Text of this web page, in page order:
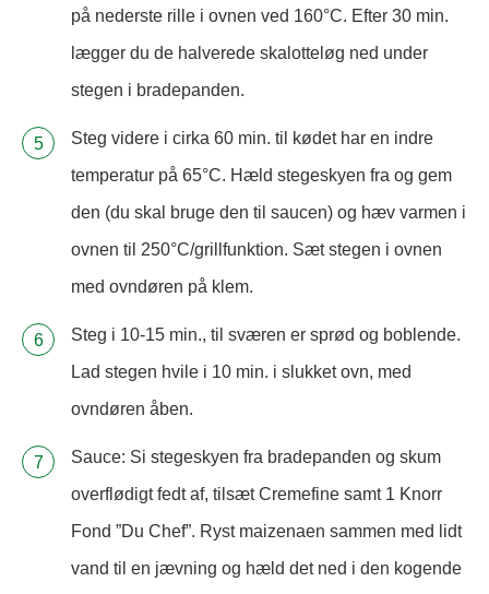
på nederste rille i ovnen ved 160°C. Efter 30 min.
lægger du de halverede skalotteløg ned under
stegen i bradepanden.
Steg videre i cirka 60 min. til kødet har en indre
temperatur på 65°C. Hæld stegeskyen fra og gem
den (du skal bruge den til saucen) og hæv varmen i
ovnen til 250°C/grillfunktion. Sæt stegen i ovnen
med ovndøren på klem.
Steg i 10-15 min., til sværen er sprød og boblende.
Lad stegen hvile i 10 min. i slukket ovn, med
ovndøren åben.
Sauce: Si stegeskyen fra bradepanden og skum
overflødigt fedt af, tilsæt Cremefine samt 1 Knorr
Fond ”Du Chef”. Ryst maizenaen sammen med lidt
vand til en jævning og hæld det ned i den kogende